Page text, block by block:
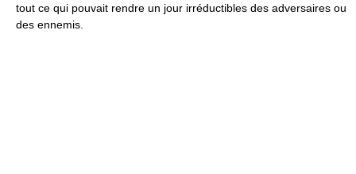
tout ce qui pouvait rendre un jour irréductibles des adversaires ou
des ennemis.